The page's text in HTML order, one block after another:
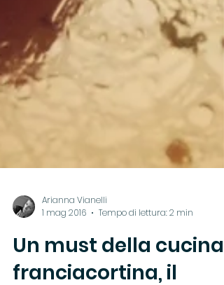
Arianna Vianelli
1 mag 2016
Tempo di lettura: 2 min